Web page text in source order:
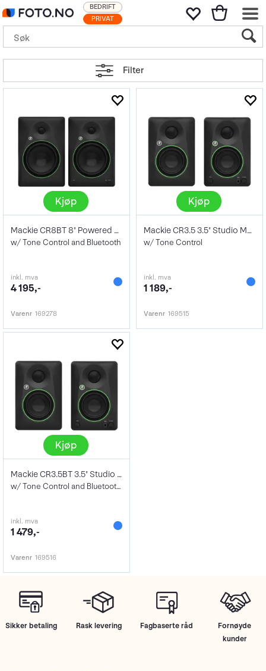
PRIVAT
BEDRIFT
Filter
Kjøp
Mackie CR8BT 8" Powered Studio Monitors
w/ Tone Control and Bluetooth
inkl. mva
4 195,-
Varenr 169278
Kjøp
Mackie CR3.5 3.5" Studio Monitors
w/ Tone Control
inkl. mva
1 189,-
Varenr 169515
Kjøp
Mackie CR3.5BT 3.5" Studio Monitors
w/ Tone Control and Bluetooth®
inkl. mva
1 479,-
Varenr 169516
Sikker betaling Rask levering Fagbaserte råd
Fornøyde
kunder